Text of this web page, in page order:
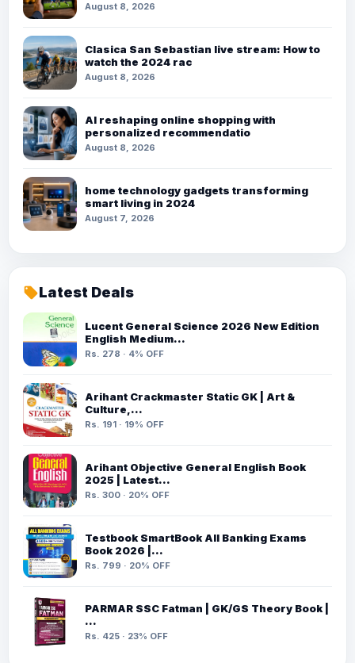
August 8, 2026
Clasica San Sebastian live stream: How to
watch the 2024 rac
August 8, 2026
AI reshaping online shopping with
personalized recommendatio
August 8, 2026
home technology gadgets transforming
smart living in 2024
August 7, 2026
local_offerLatest Deals
Lucent General Science 2026 New Edition
English Medium…
Rs. 278 · 4% OFF
Arihant Crackmaster Static GK | Art &
Culture,…
Rs. 191 · 19% OFF
Arihant Objective General English Book
2025 | Latest…
Rs. 300 · 20% OFF
Testbook SmartBook All Banking Exams
Book 2026 |…
Rs. 799 · 20% OFF
PARMAR SSC Fatman | GK/GS Theory Book |
…
Rs. 425 · 23% OFF